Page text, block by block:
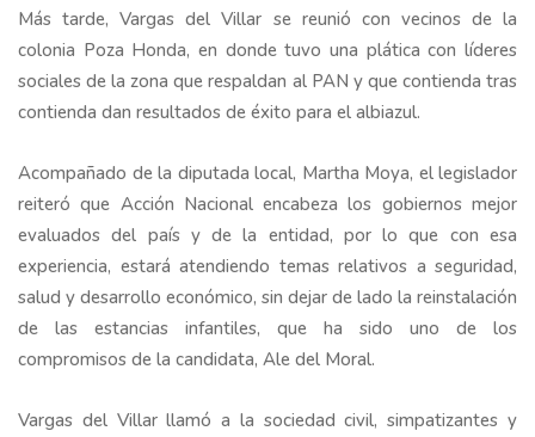
Más tarde, Vargas del Villar se reunió con vecinos de la
colonia Poza Honda, en donde tuvo una plática con líderes
sociales de la zona que respaldan al PAN y que contienda tras
contienda dan resultados de éxito para el albiazul.
Acompañado de la diputada local, Martha Moya, el legislador
reiteró que Acción Nacional encabeza los gobiernos mejor
evaluados del país y de la entidad, por lo que con esa
experiencia, estará atendiendo temas relativos a seguridad,
salud y desarrollo económico, sin dejar de lado la reinstalación
de las estancias infantiles, que ha sido uno de los
compromisos de la candidata, Ale del Moral.
Vargas del Villar llamó a la sociedad civil, simpatizantes y